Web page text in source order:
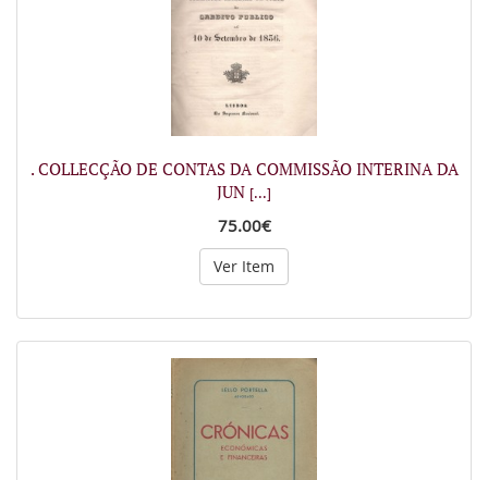
. COLLECÇÃO DE CONTAS DA COMMISSÃO INTERINA DA
JUN [...]
75.00€
Ver Item